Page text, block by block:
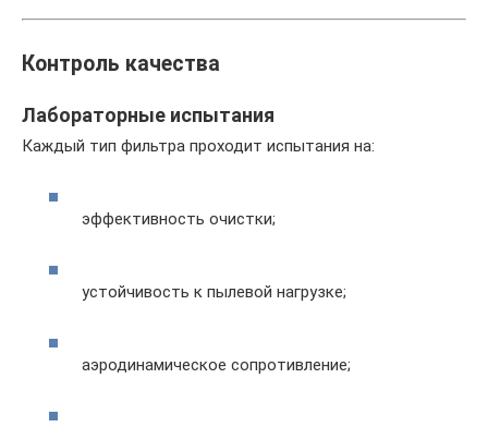
Контроль качества
Лабораторные испытания
Каждый тип фильтра проходит испытания на:
эффективность очистки;
устойчивость к пылевой нагрузке;
аэродинамическое сопротивление;